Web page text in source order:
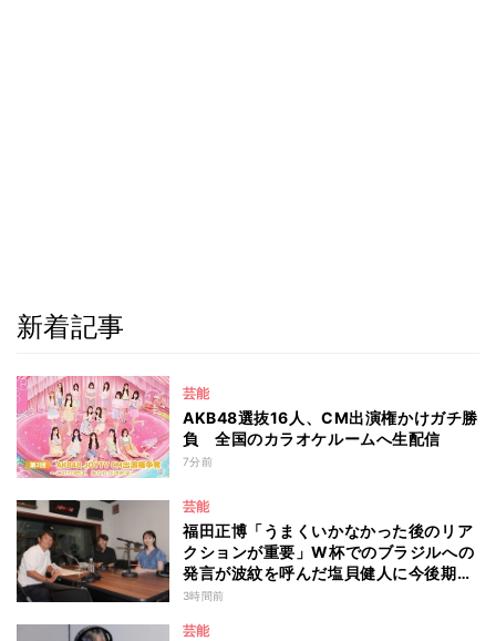
新着記事
芸能
AKB48選抜16人、CM出演権かけガチ勝
負 全国のカラオケルームへ生配信
7分前
芸能
福田正博「うまくいかなかった後のリア
クションが重要」W杯でのブラジルへの
発言が波紋を呼んだ塩貝健人に今後期待
することは？
3時間前
芸能